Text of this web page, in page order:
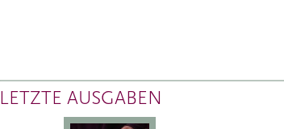
LETZTE AUSGABEN